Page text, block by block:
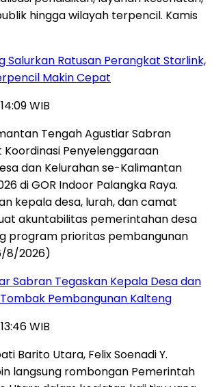
Salurkan Ratusan Perangkat Starlink,
Makin Cepat
WIB
Sabran Tegaskan Kepala Desa dan
Pembangunan Kalteng
WIB